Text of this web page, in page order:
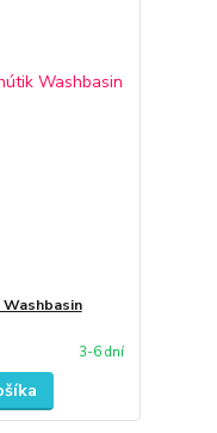
3-6 dní